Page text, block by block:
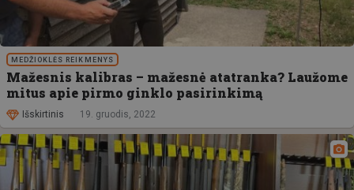
MEDŽIOKLĖS REIKMENYS
Mažesnis kalibras – mažesnė atatranka? Laužome
mitus apie pirmo ginklo pasirinkimą
Išskirtinis 19. gruodis, 2022